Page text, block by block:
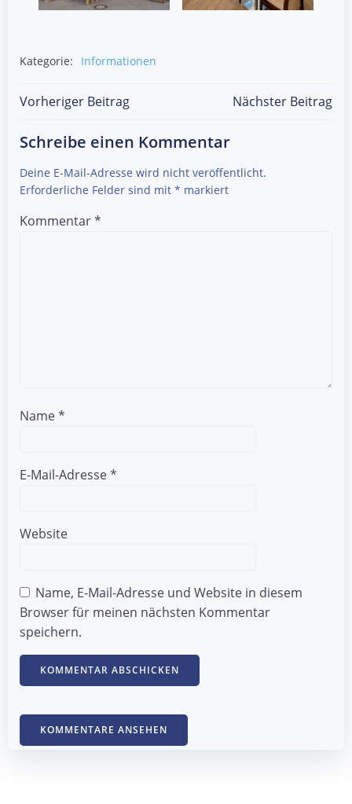
Kategorie: Informationen
Post
navigation
Vorheriger Beitrag
Post
navigation
Nächster Beitrag
Schreibe einen Kommentar
Deine E-Mail-Adresse wird nicht veröffentlicht.
Erforderliche Felder sind mit * markiert
Kommentar*
Name*
E-Mail-Adresse*
Website
Name, E-Mail-Adresse und Website in diesem
Browser für meinen nächsten Kommentar
speichern.
KOMMENTARE ANSEHEN